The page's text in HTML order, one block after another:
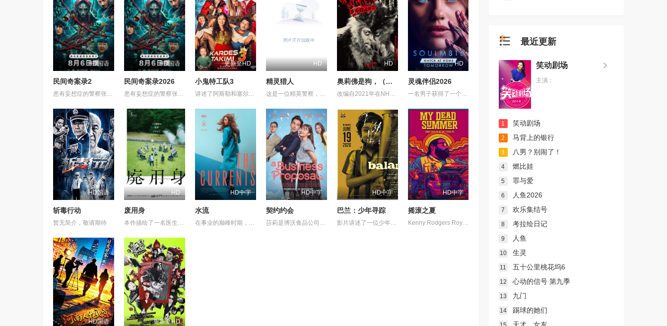
HD国语
民间奇案录2
HD国语
民间奇案录2026
患有妄想症的警察张天盛遇上一起离奇的神像杀人事件，勘案过程中，牵引出“婴胎报仇”，“娘娘索命”等一连串妖异事件，张天盛虽被种种诡怪幻象阻碍，却坚信这是藏在迷信后的人为诡计，勇于向封建传统宣战，敢于破除流传已久的迷信糟粕，最终，在战胜妄想症的同时，成功还原真相，伸张正义。
更新至HD
小鬼特工队3
HD
精灵猎人
HD
奥莉佛是狗，（天哪！！）这家伙电影版
HD
灵魂伴侣2026
HD国语
斩毒行动
暂无简介，敬请期待
HD
废用身
本作描绘了一名医生，因一种围绕“废用身”——因瘫痪等原因已无恢复可能的四肢——的治疗方法，而一步步踏入在追求理想的理性与疯狂之间摇摆的危险领域。在某座城镇的日间照护中心里，一种突破性的疗法在老年人之间悄然流传：对患者进行废用身切除后，不仅“身体和心情都变轻松了”，甚至“原本严厉的性格也变得温和”，出现了看似积极的副作用。听闻此事的编辑矢仓察觉到其可能为老年医疗带来革命性变革，遂向开发该疗法的院长漆原提出出书邀约。然而，关于该照护中心的内部举报被泄露至周刊杂志，加之患者家中发生的一起事件，事态骤然逆转，真相逐渐陷入黑暗。 本片改编自久坂部羊的同名原著小说。
HD中字
水流
在事业的巅峰时期，34岁的阿根廷造型师丽娜在瑞士的一场颁奖典礼后，被一种突如其来的冲动驱使。回到布宜诺斯艾利斯后，她什么也没说，但她内心深处似乎发生了某种变化——这种变化是安静且无形的，它悄然地解开了她以为自己早已抛在脑后的过去。
HD中字
契约约会
莎莉是博沃食品公司的食品分析师，如今陷入财务困境，她答应为挚友雅斯敏牵线搭桥，为她安排相亲。原来，雅斯敏的约会对象是乌塔玛，博沃食品公司的继承人，名声赫赫。乌塔玛本人也是在祖父博沃的坚持下才答应了相亲。乌塔玛要求莎莉继续这场相亲闹剧，以克服艾扬·博沃坚持要撮合的麻烦。现在，莎莉必须设法解决家庭经济问题，隐瞒自己博沃食品公司员工的身份，并成为乌塔玛的约会对象。
HD中字
巴兰：少年寻踪
影片讲述了一位少年在动荡的童年中长大，母亲又突然失踪后，他踏上了寻母之旅。这不仅是对母亲下落的追寻，更是他探寻身世真相、寻求内心释怀的过程。
HD中字
摇滚之夏
Kenny Rodgers Royce honors his late mother&#39;s legacy by following Dead and Company&#39;s final tour with his film crew, dog Lily Pad, and ex-hippy stepfather-documenting every wild moment along the way for his blog.
HD国语 更新至HD
最近更新
笑动剧场
主演：
1 笑动剧场
2 马背上的银行
3 八男？别闹了！
4 燃比娃
5 罪与爱
6 人鱼2026
7 欢乐集结号
8 考拉绘日记
9 人鱼
10 生灵
11 五十公里桃花坞6
12 心动的信号 第九季
13 九门
14 踢球的她们